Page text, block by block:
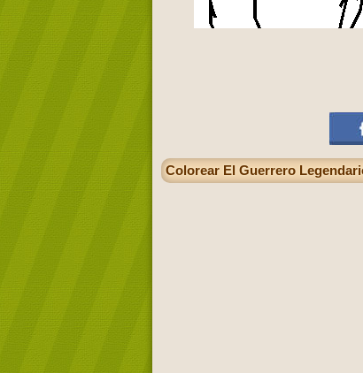
Colorear El Guerrero